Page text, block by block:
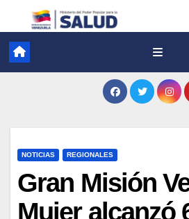
NOTICIAS REGIONALES
Gran Misión
Mujer alcanzó